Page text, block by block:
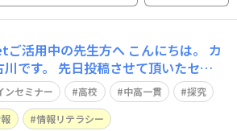
の先生方へ こんにちは。 カ
です。 先日投稿させて頂いたセミ
きましたので、 再度、ご案内させ
fan.classpad.net/announcement
ンセミナー 高校 中高一貫
探究
情報リテラシー